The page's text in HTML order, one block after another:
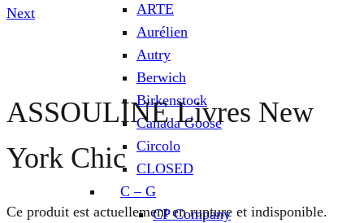
ARTE
Aurélien
Autry
Berwich
Birkenstock
Canada Goose
Circolo
CLOSED
C – G
CP Company
Next
ASSOULINE Livres New
York Chic
Ce produit est actuellement en rupture et indisponible.